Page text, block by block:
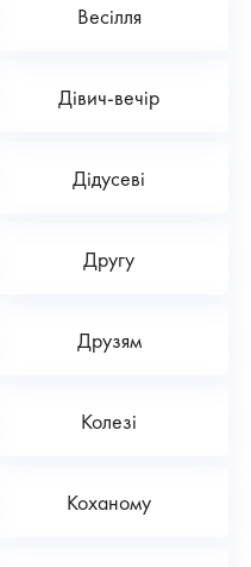
Весілля
Дівич-вечір
Дідусеві
Другу
Друзям
Колезі
Коханому